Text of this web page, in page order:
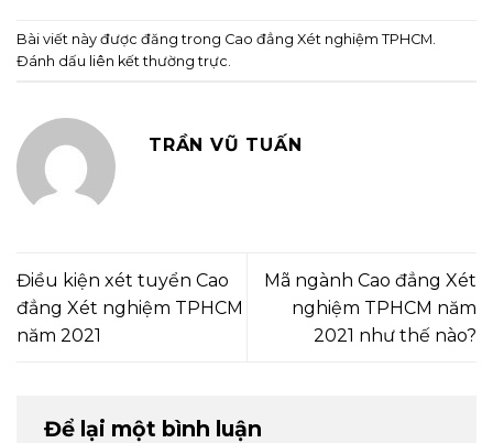
Bài viết này được đăng trong Cao đẳng Xét nghiệm TPHCM
Đánh dấu liên kết thường trực
TRẦN VŨ TUẤN
Điều kiện xét tuyển Cao
đẳng Xét nghiệm TPHCM
năm 2021
Mã ngành Cao đẳng Xét
nghiệm TPHCM năm
2021 như thế nào?
Để lại một bình luận